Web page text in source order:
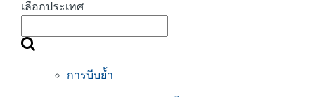
เลือกประเทศ
การบีบย้ำ